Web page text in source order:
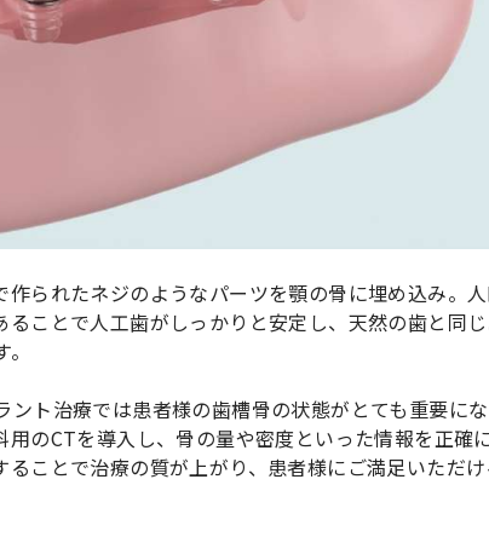
られたネジのようなパーツを顎の骨に埋め込み。
ことで人工歯がしっかりと安定し、天然の歯と同
ト治療では患者様の歯槽骨の状態がとても重要に
のCTを導入し、骨の量や密度といった情報を正確
ことで治療の質が上がり、患者様にご満足いただ